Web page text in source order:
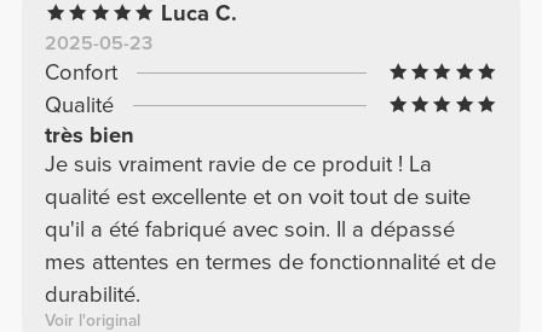
Luca C.
2025-05-23
Confort
Qualité
très bien
Je suis vraiment ravie de ce produit ! La
qualité est excellente et on voit tout de suite
qu'il a été fabriqué avec soin. Il a dépassé
mes attentes en termes de fonctionnalité et de
durabilité.
Voir l'original